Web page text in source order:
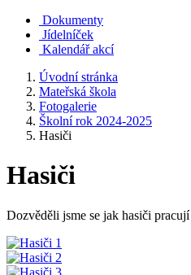
Dokumenty
Jídelníček
Kalendář akcí
Úvodní stránka
Mateřská škola
Fotogalerie
Školní rok 2024-2025
Hasiči
Hasiči
Dozvěděli jsme se jak hasiči